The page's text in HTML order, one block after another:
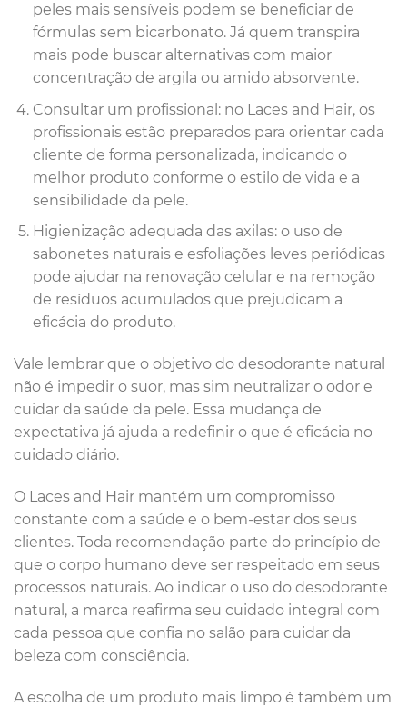
peles mais sensíveis podem se beneficiar de
fórmulas sem bicarbonato. Já quem transpira
mais pode buscar alternativas com maior
concentração de argila ou amido absorvente.
Consultar um profissional: no Laces and Hair, os
profissionais estão preparados para orientar cada
cliente de forma personalizada, indicando o
melhor produto conforme o estilo de vida e a
sensibilidade da pele.
Higienização adequada das axilas: o uso de
sabonetes naturais e esfoliações leves periódicas
pode ajudar na renovação celular e na remoção
de resíduos acumulados que prejudicam a
eficácia do produto.
Vale lembrar que o objetivo do desodorante natural
não é impedir o suor, mas sim neutralizar o odor e
cuidar da saúde da pele. Essa mudança de
expectativa já ajuda a redefinir o que é eficácia no
cuidado diário.
O Laces and Hair mantém um compromisso
constante com a saúde e o bem-estar dos seus
clientes. Toda recomendação parte do princípio de
que o corpo humano deve ser respeitado em seus
processos naturais. Ao indicar o uso do desodorante
natural, a marca reafirma seu cuidado integral com
cada pessoa que confia no salão para cuidar da
beleza com consciência.
A escolha de um produto mais limpo é também um